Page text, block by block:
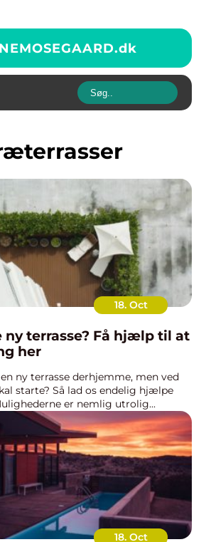
dk
18. Oct
ny terrasse? Få hjælp til at
her
ny terrasse derhjemme, men ved
starte? Så lad os endelig hjælpe
er nemlig utrolig...
18. Oct